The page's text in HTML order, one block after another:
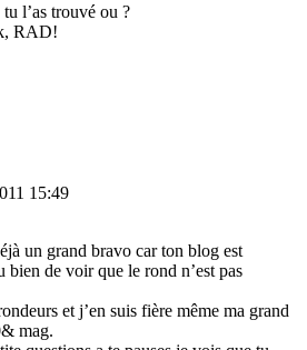
l’as trouvé ou ?
RAD!
15:49
un grand bravo car ton blog est
bien de voir que le rond n’est pas
et j’en suis fière même ma grand
mag.